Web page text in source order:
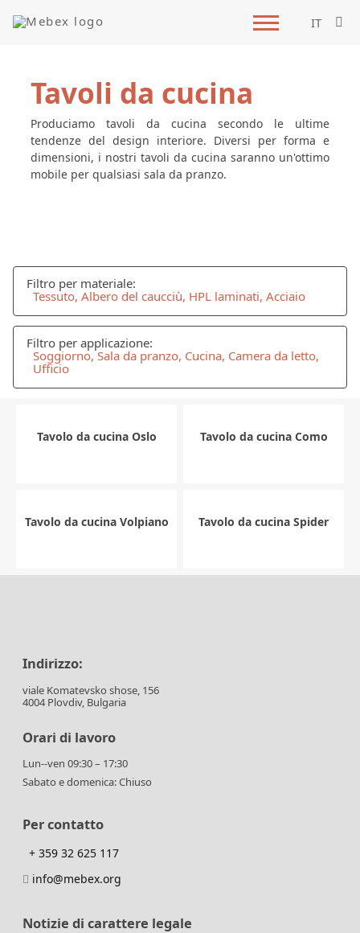
IT
Tavoli da cucina
Produciamo tavoli da cucina secondo le ultime
tendenze del design interiore. Diversi per forma e
dimensioni, i nostri tavoli da cucina saranno un'ottimo
mobile per qualsiasi sala da pranzo.
Filtro per materiale:
Tessuto, Albero del caucciù, HPL laminati, Acciaio
Filtro per applicazione:
Soggiorno, Sala da pranzo, Cucina, Camera da letto,
Ufficio
Tavolo da cucina Oslo Tavolo da cucina Como
Tavolo da cucina Volpiano Tavolo da cucina Spider
Indirizzo:
viale Komatevsko shose, 156
4004 Plovdiv, Bulgaria
Orari di lavoro
Lun--ven 09:30 – 17:30
Sabato e domenica: Chiuso
Per contatto
+ 359 32 625 117
info@mebex.org
Notizie di carattere legale